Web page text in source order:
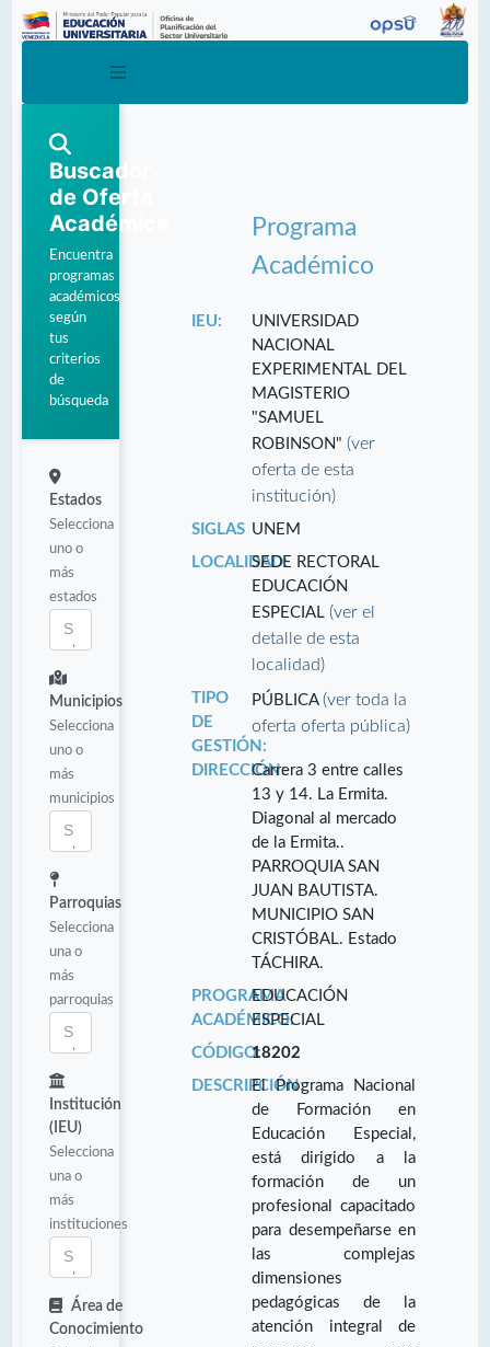
Buscador
de Oferta
Académica
Encuentra
programas
académicos
según
tus
criterios
de
búsqueda
Estados
Selecciona
uno o
más
estados
Municipios
Selecciona
uno o
más
municipios
Parroquias
Selecciona
una o
más
parroquias
Institución
(IEU)
Selecciona
una o
más
instituciones
Área de
Conocimiento
Programa
Académico
IEU:
UNIVERSIDAD
NACIONAL
EXPERIMENTAL DEL
MAGISTERIO
"SAMUEL
ROBINSON"(ver
oferta de esta
institución)
SIGLAS UNEM
LOCALIDAD:SEDE RECTORAL
EDUCACIÓN
ESPECIAL(ver el
detalle de esta
localidad)
TIPO
DE
GESTIÓN:
PÚBLICA(ver toda la
oferta oferta pública)
DIRECCIÓN:Carrera 3 entre calles
13 y 14. La Ermita.
Diagonal al mercado
de la Ermita..
PARROQUIA SAN
JUAN BAUTISTA.
MUNICIPIO SAN
CRISTÓBAL. Estado
TÁCHIRA.
PROGRAMA
ACADÉMICO:
EDUCACIÓN
ESPECIAL
CÓDIGO:18202
DESCRIPCIÓN:El Programa Nacional
de Formación en
Educación Especial,
está dirigido a la
formación de un
profesional capacitado
para desempeñarse en
las complejas
dimensiones
pedagógicas de la
atención integral de